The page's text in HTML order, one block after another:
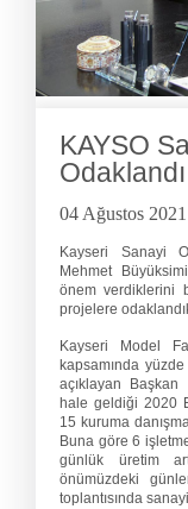
KAYSO
Odaklandı
04 Ağustos 2021
Kayseri Sanayi
Mehmet
önem verdiklerini
projelere
Kayseri Model
kapsamında
açıklayan
hale geldiği 2020
15 kuruma
Buna göre 6
günlük üretim
önümüzdeki
toplantısında